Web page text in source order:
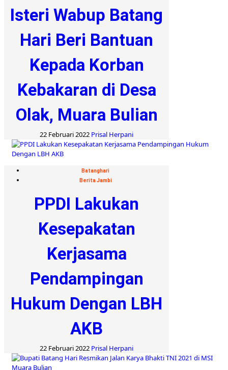
Isteri Wabup Batang
Hari Beri Bantuan
Kepada Korban
Kebakaran di Desa
Olak, Muara Bulian
22 Februari 2022 Prisal Herpani
Batanghari
Berita Jambi
PPDI Lakukan
Kesepakatan
Kerjasama
Pendampingan
Hukum Dengan LBH
AKB
22 Februari 2022 Prisal Herpani